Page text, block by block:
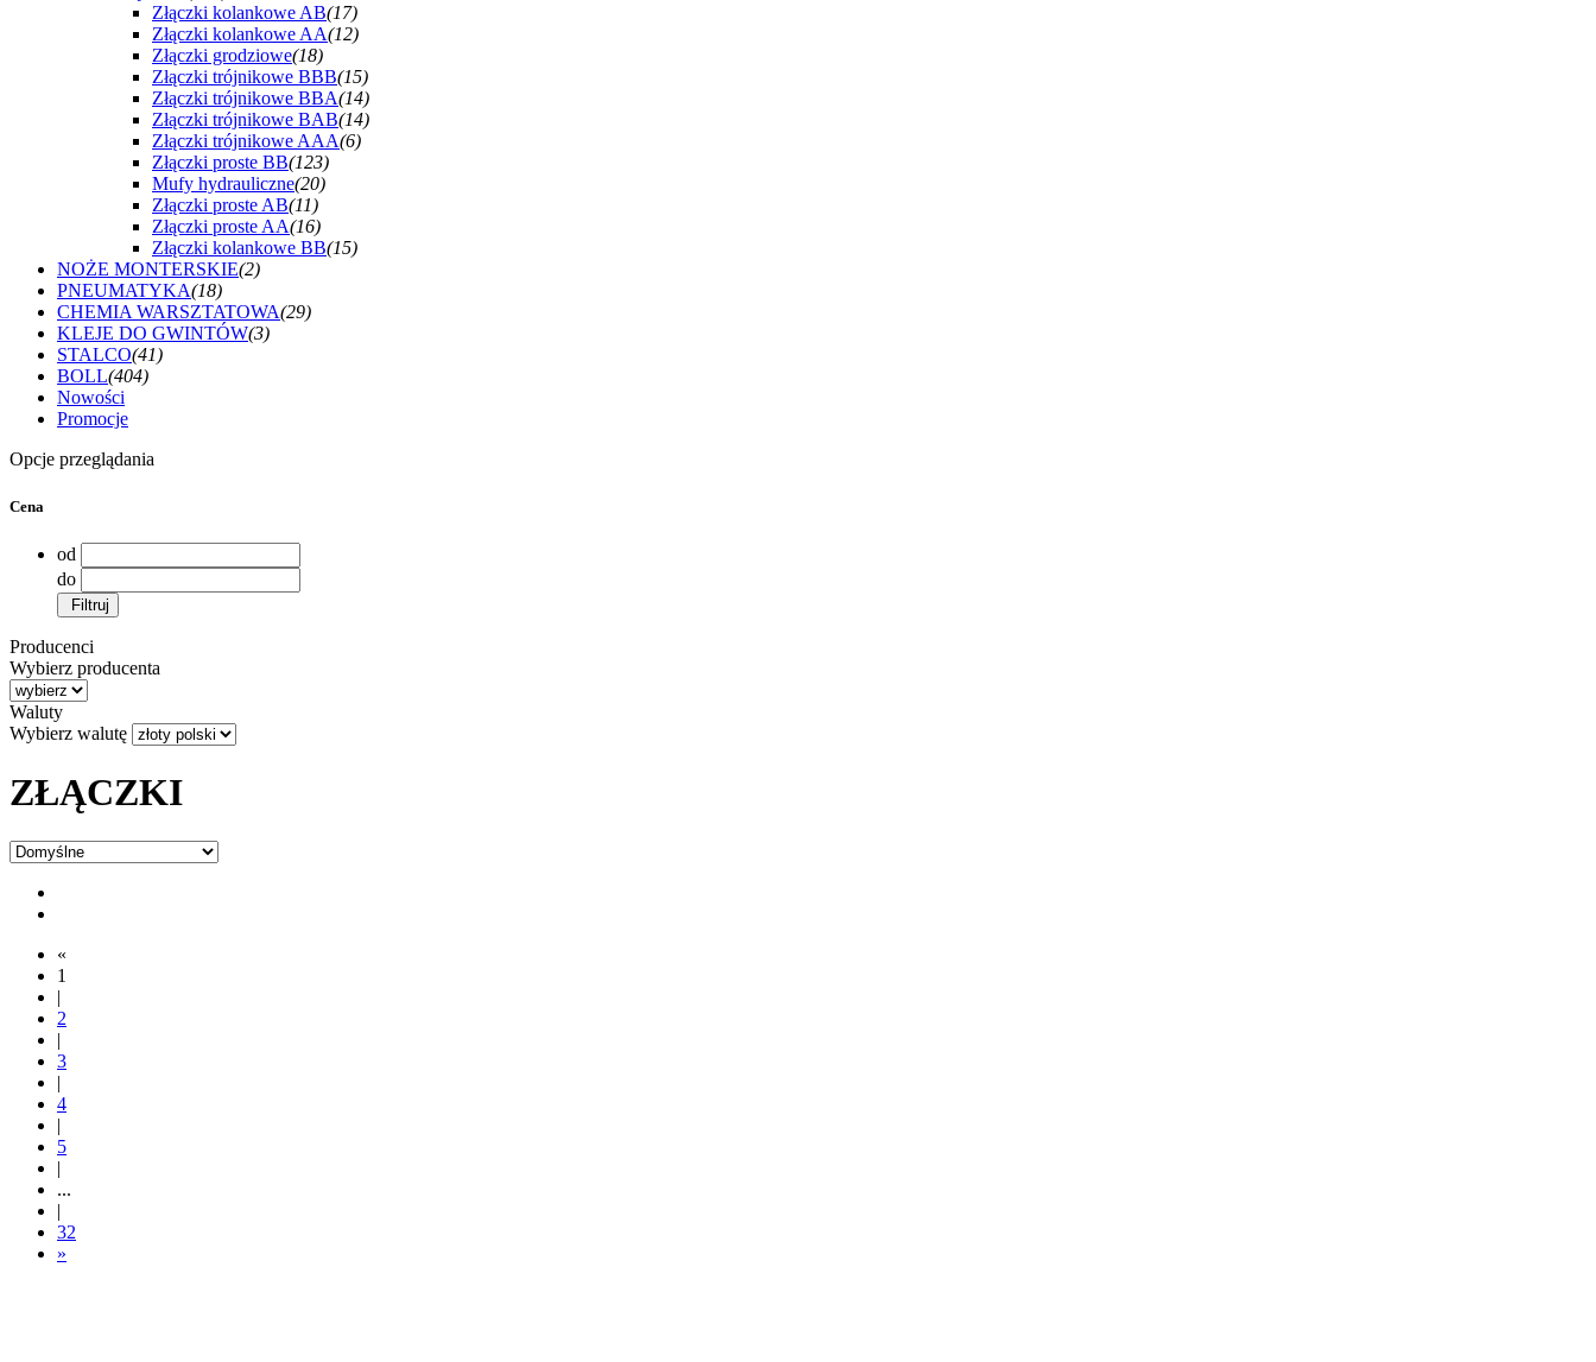
Złączki kolankowe AB(17)
Złączki kolankowe AA(12)
Złączki grodziowe(18)
Złączki trójnikowe BBB(15)
Złączki trójnikowe BBA(14)
Złączki trójnikowe BAB(14)
Złączki trójnikowe AAA(6)
Złączki proste BB(123)
Mufy hydrauliczne(20)
Złączki proste AB(11)
Złączki proste AA(16)
Złączki kolankowe BB(15)
NOŻE MONTERSKIE(2)
PNEUMATYKA(18)
CHEMIA WARSZTATOWA(29)
KLEJE DO GWINTÓW(3)
STALCO(41)
BOLL(404)
Nowości
Promocje
Opcje przeglądania
Cena
od
do
Filtruj
Producenci
Wybierz producenta
Waluty
Wybierz walutę
ZŁĄCZKI
«
1
|
2
|
3
|
4
|
5
|
...
|
32
»